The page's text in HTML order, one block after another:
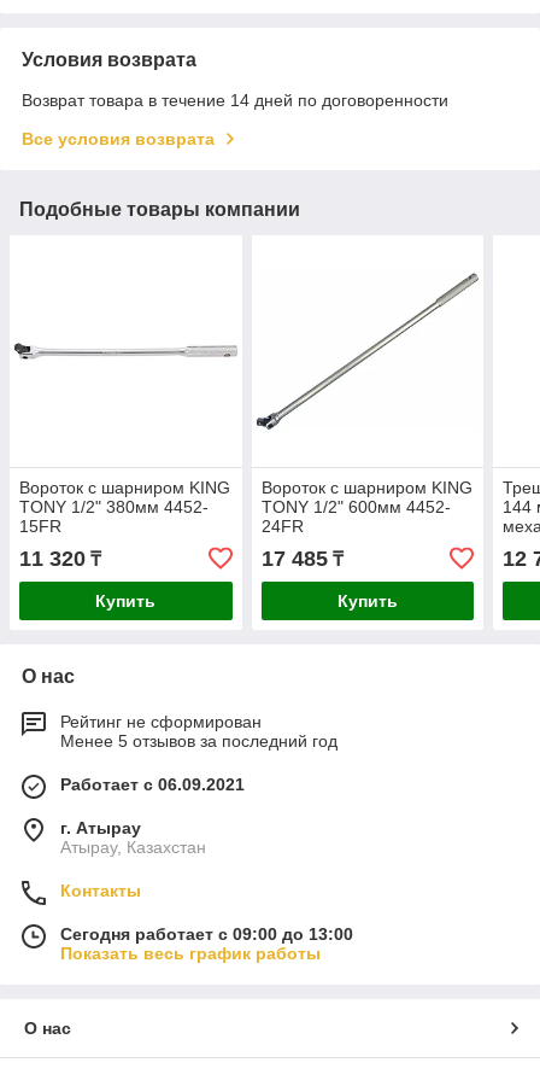
Условия возврата
Возврат товара в течение 14 дней по договоренности
Все условия возврата
Подобные товары компании
Вороток с шарниром KING
TONY 1/2" 380мм 4452-
15FR
11 320 ₸
Купить
Вороток с шарниром KING
TONY 1/2" 600мм 4452-
24FR
17 485₸
Купить
144
12
О нас
Рейтинг не сформирован
Менее 5 отзывов за последний год
Работает с 06.09.2021
г. Атырау
Атырау, Казахстан
Контакты
Сегодня работает с 09:00 до 13:00
Показать весь график работы
О нас